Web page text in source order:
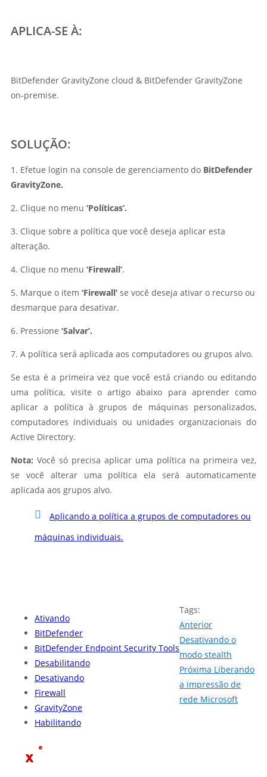
APLICA-SE À:
BitDefender GravityZone cloud & BitDefender GravityZone
on-premise.
SOLUÇÃO:
1. Efetue login na console de gerenciamento do BitDefender
GravityZone.
2. Clique no menu ‘Políticas’.
3. Clique sobre a política que você deseja aplicar esta
alteração.
4. Clique no menu ‘Firewall’.
5. Marque o item ‘Firewall’ se você deseja ativar o recurso ou
desmarque para desativar.
6. Pressione ‘Salvar’.
7. A política será aplicada aos computadores ou grupos alvo.
Se esta é a primeira vez que você está criando ou editando
uma política, visite o artigo abaixo para aprender como
aplicar a política à grupos de máquinas personalizados,
computadores individuais ou unidades organizacionais do
Active Directory.
Nota: Você só precisa aplicar uma política na primeira vez,
se você alterar uma política ela será automaticamente
aplicada aos grupos alvo.
Aplicando a política a grupos de computadores ou
máquinas individuais.
Tags:
Ativando
BitDefender
BitDefender Endpoint Security Tools
Desabilitando
Desativando
Firewall
GravityZone
Habilitando
Anterior
Desativando o
modo stealth
Próxima Liberando
a impressão de
rede Microsoft